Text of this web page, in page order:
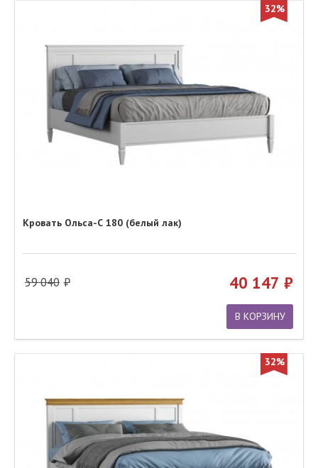
32%
Кровать Ольса-С 180 (белый лак)
59 040 40 147
В КОРЗИНУ
32%